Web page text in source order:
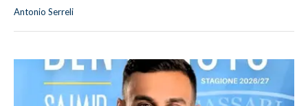
Antonio Serreli